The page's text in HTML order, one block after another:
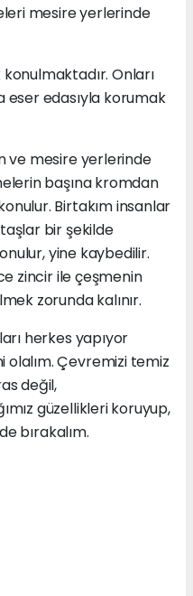
mesire yerlerinde
Onları
eser edasıyla korumak
ve mesire yerlerinde
başına kromdan
Birtakım insanlar
bir şekilde
yine kaybedilir.
zincir ile çeşmenin
zorunda kalınır.
herkes yapıyor
Çevremizi temiz
değil,
güzellikleri koruyup,
bırakalım.